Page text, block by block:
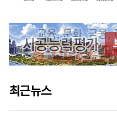
최근뉴스